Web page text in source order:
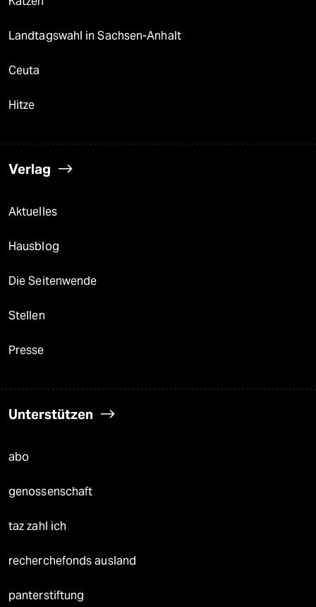
Landtagswahl in Sachsen-Anhalt
Ceuta
Hitze
Verlag
Aktuelles
Hausblog
Die Seitenwende
Stellen
Presse
Unterstützen
abo
genossenschaft
taz zahl ich
recherchefonds ausland
panterstiftung